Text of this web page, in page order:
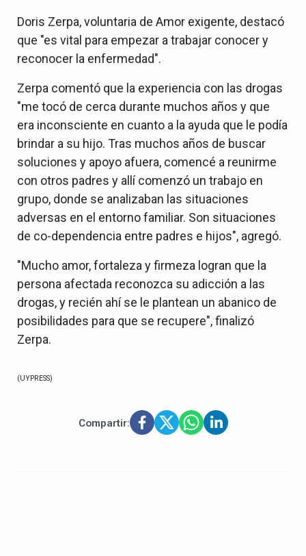
Doris Zerpa, voluntaria de Amor exigente, destacó
que "es vital para empezar a trabajar conocer y
reconocer la enfermedad".
Zerpa comentó que la experiencia con las drogas
"me tocó de cerca durante muchos años y que
era inconsciente en cuanto a la ayuda que le podía
brindar a su hijo. Tras muchos años de buscar
soluciones y apoyo afuera, comencé a reunirme
con otros padres y allí comenzó un trabajo en
grupo, donde se analizaban las situaciones
adversas en el entorno familiar. Son situaciones
de co-dependencia entre padres e hijos", agregó.
"Mucho amor, fortaleza y firmeza logran que la
persona afectada reconozca su adicción a las
drogas, y recién ahí se le plantean un abanico de
posibilidades para que se recupere", finalizó
Zerpa.
(UYPRESS)
Compartir: